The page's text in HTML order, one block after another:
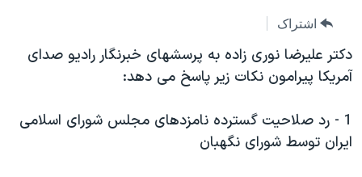
صفحه
اصلی
جهش
جستجو
آمریکا
جهان
ورزشی
ویژه برنامه‌ها
جدول برنامه ها
صفحه‌های ویژه
جام جهانی ۲۰۲۶
فرکانس‌های صدای آمریکا
یادگیری زبان انگلیسی
اشتراک
دکتر عليرضا نوری زاده به پرسشهای خبرنگار راديو صدای
آمريکا پيرامون نکات زير پاسخ می دهد:
1 - رد صلاحيت گسترده نامزدهای مجلس شورای اسلامی
ايران توسط شورای نگهبان